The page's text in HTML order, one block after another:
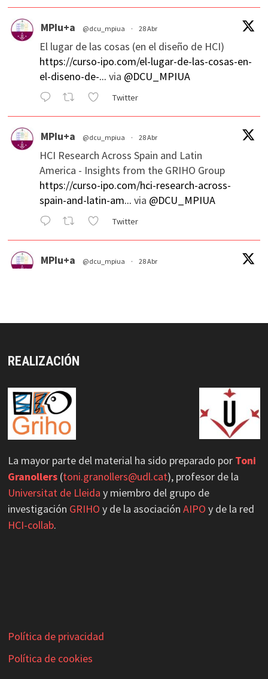
MPIu+a @dcu_mpiua · 28 Abr
El lugar de las cosas (en el diseño de HCI)
https://curso-ipo.com/el-lugar-de-las-cosas-en-
el-diseno-de-... via @DCU_MPIUA
Twitter
MPIu+a @dcu_mpiua · 28 Abr
HCI Research Across Spain and Latin
America - Insights from the GRIHO Group
https://curso-ipo.com/hci-research-across-
spain-and-latin-am... via @DCU_MPIUA
Twitter
MPIu+a @dcu_mpiua · 28 Abr
MPIu+a Retuiteado
GRIHO participa en Accessibility Day 2025
#acessibility
Load More
REALIZACIÓN
La mayor parte del material ha sido preparado por Toni
Granollers(toni.granollers@udl.cat), profesor de la
Universitat de Lleida y miembro del grupo de
investigación GRIHO y de la asociación AIPO y de la red
HCI-collab.
Política de privacidad
Política de cookies